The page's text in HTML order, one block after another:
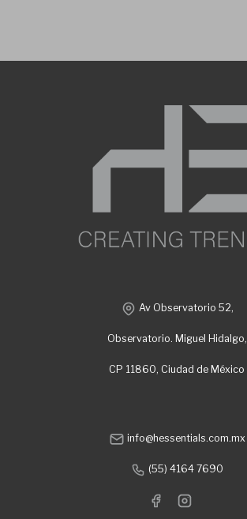
Av Observatorio 52,
Observatorio. Miguel Hidalgo,
CP 11860, Ciudad de México
info@hessentials.com.mx
(55) 4164 7690